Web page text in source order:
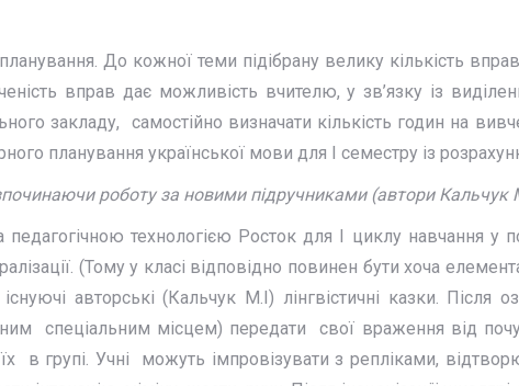
До кожної теми підібрану велику кількість
вправ дає можливість вчителю, у зв’язку із
закладу, самостійно визначати кількість годин на
планування української мови для І семестру із
роботу за новими підручниками (автори Кальчук
технологією Росток для І циклу навчання у
(Тому у класі відповідно повинен бути хоча
авторські (Кальчук М.І) лінгвістичні казки. Після
спеціальним місцем) передати свої враження від
в групі. Учні можуть імпровізувати з репліками,